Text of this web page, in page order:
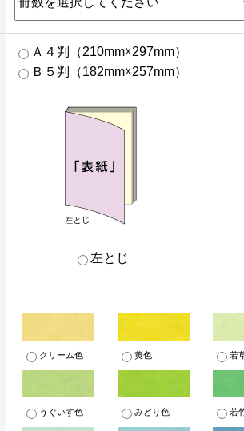
Ａ４判（210mm☓297mm）
Ｂ５判（182mm☓257mm）
左とじ
クリーム色 黄色 若
うぐいす色 みどり色 若